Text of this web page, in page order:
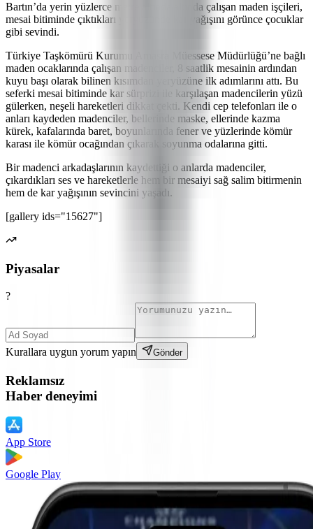
Bartın’da yerin yüzlerce metre altında altında çalışan maden işçileri,
mesai bitiminde çıktıkları yeryüzünde kar yağışını görünce çocuklar
gibi sevindi.
Türkiye Taşkömürü Kurumu Amasra Müessese Müdürlüğü’ne bağlı
maden ocaklarında çalışan madenciler, 8 saatlik mesainin ardından
kuyu başı olarak bilinen kısımdan yeryüzüne ilk adımlarını attı. Bu
seferki mesai bitiminde kar sürprizi ile karşılaşan madencilerin yüzü
gülerken, neşeli hareketleri dikkat çekti. Kendi cep telefonları ile o
anları kaydeden madenciler, bellerinde maske, ellerinde kazma
kürek, kafalarında baret, boyunlarında fener ve yüzlerinde kömür
karası ile kömür ocağından çıkarak soyunma odalarına gitti.
Bir madenci arkadaşlarının kaydettiği o anlarda madenciler,
çıkardıkları ses ve hareketlerle hem bir mesaiyi sağ salim bitirmenin
hem de kar yağışının sevincini yaşadı.
[gallery ids="15627"]
Piyasalar
?
Kurallara uygun yorum yapın Gönder
Reklamsız
Haber deneyimi
App Store
Google Play